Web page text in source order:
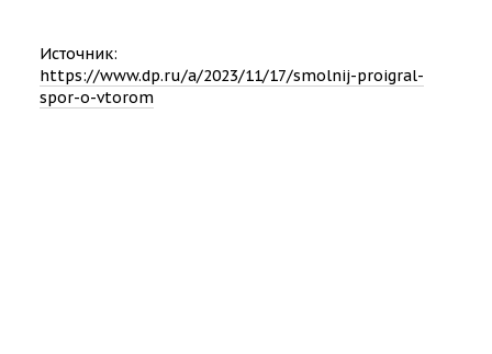
Источник:
https://www.dp.ru/a/2023/11/17/smolnij-proigral-
spor-o-vtorom